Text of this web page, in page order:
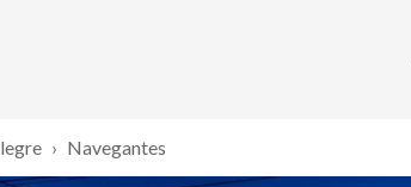
› Navegantes